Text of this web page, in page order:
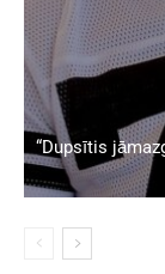
“Dupsītis